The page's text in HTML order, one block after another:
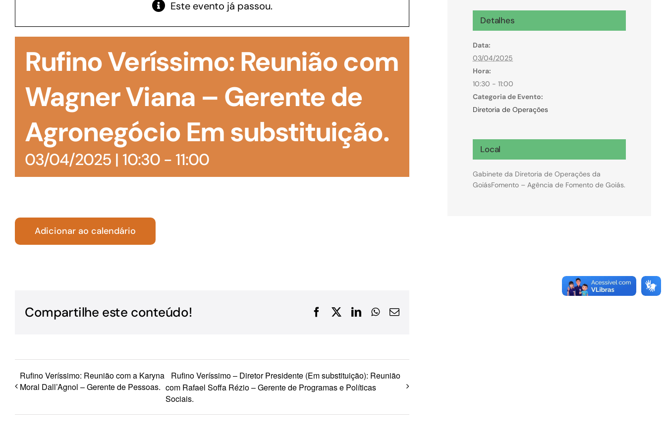
manutenção de estoques e despesas operacionais
realizar obras, dentre outros serviços
Microcrédito
Para MEI, microempresas e pessoas físicas
(feirantes e transportes)
Para os negócios voltados aos serviços do setor de
turismo
Este evento já passou.
Rufino Veríssimo: Reunião com
Wagner Viana – Gerente de
Agronegócio Em substituição.
03/04/2025 | 10:30- 11:00
Adicionar ao calendário
Compartilhe este conteúdo! FacebookLinkedInWhatsApp
E-
Rufino Veríssimo: Reunião com a Karyna
Moral Dall’Agnol – Gerente de Pessoas.
Rufino Veríssimo – Diretor Presidente (Em substituição): Reunião
com Rafael Soffa Rézio – Gerente de Programas e Políticas
Sociais.
Detalhes
Data:
03/04/2025
Hora:
10:30 - 11:00
Categoria de Evento:
Diretoria de Operações
Local
Gabinete da Diretoria de Operações da
GoiásFomento – Agência de Fomento de Goiás.